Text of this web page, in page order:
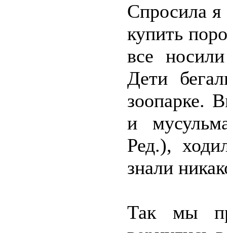
Спросила
купить
все
Дети
зоопарке.
и
Ред.),
знали
Так мы